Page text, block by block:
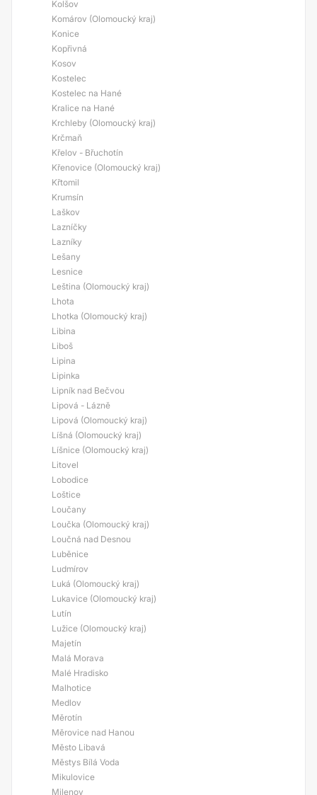
Kolšov
Komárov (Olomoucký kraj)
Konice
Kopřivná
Kosov
Kostelec
Kostelec na Hané
Kralice na Hané
Krchleby (Olomoucký kraj)
Krčmaň
Křelov - Břuchotín
Křenovice (Olomoucký kraj)
Křtomil
Krumsín
Laškov
Lazníčky
Lazníky
Lešany
Lesnice
Leština (Olomoucký kraj)
Lhota
Lhotka (Olomoucký kraj)
Libina
Liboš
Lipina
Lipinka
Lipník nad Bečvou
Lipová - Lázně
Lipová (Olomoucký kraj)
Líšná (Olomoucký kraj)
Líšnice (Olomoucký kraj)
Litovel
Lobodice
Loštice
Loučany
Loučka (Olomoucký kraj)
Loučná nad Desnou
Luběnice
Ludmírov
Luká (Olomoucký kraj)
Lukavice (Olomoucký kraj)
Lutín
Lužice (Olomoucký kraj)
Majetín
Malá Morava
Malé Hradisko
Malhotice
Medlov
Měrotín
Měrovice nad Hanou
Město Libavá
Městys Bílá Voda
Mikulovice
Milenov